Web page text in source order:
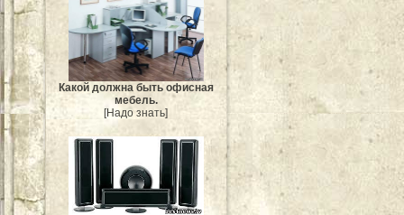
Какой должна быть офисная
мебель.
[Надо знать]